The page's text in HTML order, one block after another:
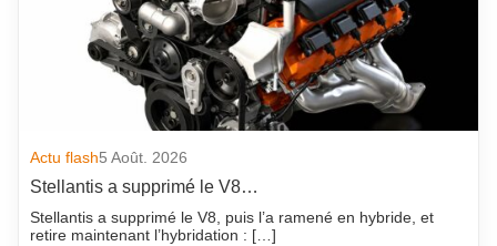
Actu flash5 Août. 2026
Stellantis a supprimé le V8…
Stellantis a supprimé le V8, puis l’a ramené en hybride, et
retire maintenant l’hybridation : […]